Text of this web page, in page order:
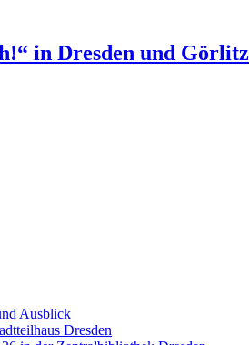
in Dresden und Görlitz
Ausblick
Dresden